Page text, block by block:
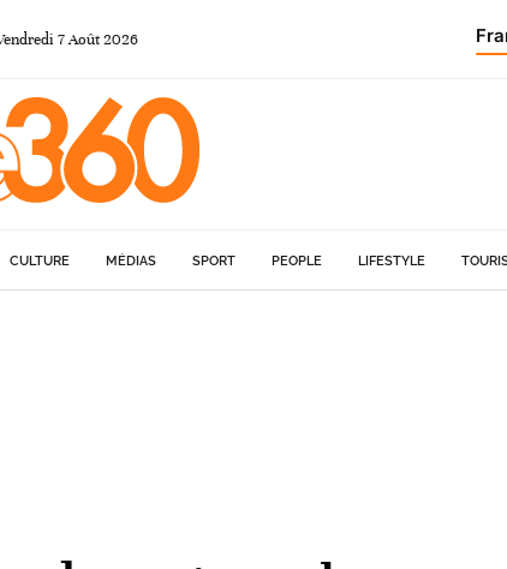
7Août 2026
CULTURE MÉDIAS SPORT PEOPLE LIFESTYLE